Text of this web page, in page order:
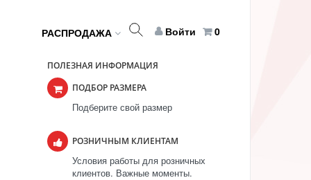
РАСПРОДАЖА Войти 0
ПОЛЕЗНАЯ ИНФОРМАЦИЯ
ПОДБОР РАЗМЕРА
Подберите свой размер
РОЗНИЧНЫМ КЛИЕНТАМ
Условия работы для розничных
клиентов. Важные моменты.